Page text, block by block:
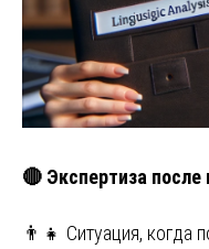
🔴 Экспертиза
👨‍👧 Ситуация, когда